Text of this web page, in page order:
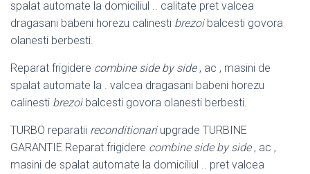
spalat automate la domiciliul .. calitate pret valcea
dragasani babeni horezu calinesti brezoibalcesti govora
olanesti berbesti.
Reparat frigidere combine side by side, ac , masini de
spalat automate la . valcea dragasani babeni horezu
calinesti brezoibalcesti govora olanesti berbesti.
TURBO reparatii reconditionariupgrade TURBINE
GARANTIE Reparat frigidere combine side by side, ac ,
masini de spalat automate la domiciliul .. pret valcea